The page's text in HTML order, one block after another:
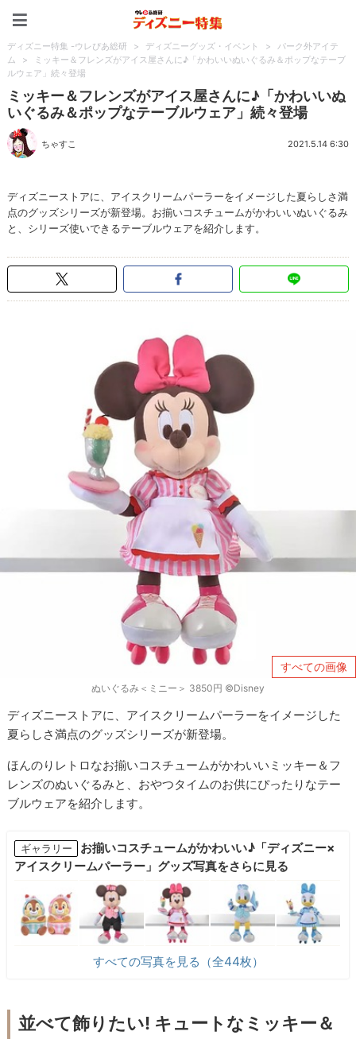
ディズニー特集 -ウレぴあ総研 > ディズニーグッズ・イベント >
パーク外アイテ
ム
>
ミッキー＆フレンズがアイス屋さんに♪「かわいいぬいぐるみ＆ポップなテーブ
ルウェア」続々登場
ミッキー＆フレンズがアイス屋さんに♪「かわいいぬ
いぐるみ＆ポップなテーブルウェア」続々登場
ちゃすこ 2021.5.14 6:30
ディズニーストアに、アイスクリームパーラーをイメージした夏らしさ満
点のグッズシリーズが新登場。お揃いコスチュームがかわいいぬいぐるみ
と、シリーズ使いできるテーブルウェアを紹介します。
すべての画像
ぬいぐるみ＜ミニー＞ 3850円 ©Disney
ディズニーストアに、アイスクリームパーラーをイメージした
夏らしさ満点のグッズシリーズが新登場。
ほんのりレトロなお揃いコスチュームがかわいいミッキー＆フ
レンズのぬいぐるみと、おやつタイムのお供にぴったりなテー
ブルウェアを紹介します。
ギャラリー
お揃いコスチュームがかわいい♪「ディズニー×
アイスクリームパーラー」グッズ写真をさらに見る
すべての写真を見る（全44枚）
並べて飾りたい! キュートなミッキー＆